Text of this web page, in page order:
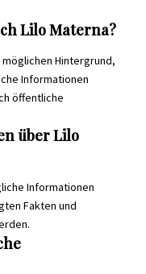
Lilo Materna?
Hintergrund,
Informationen
öffentliche
über Lilo
Informationen
Fakten und